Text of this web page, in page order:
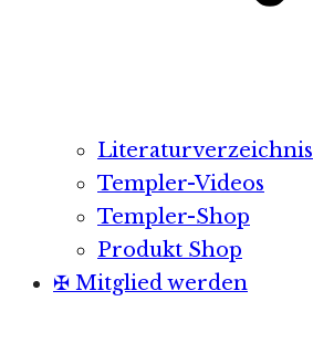
Literaturverzeichnis
Templer-Videos
Templer-Shop
Produkt Shop
✠ Mitglied werden